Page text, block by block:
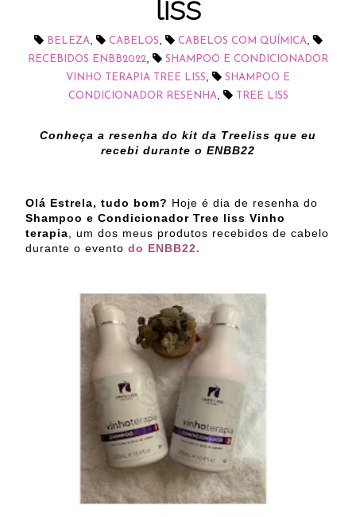
liss
BELEZA, CABELOS, CABELOS COM QUÍMICA,
RECEBIDOS ENBB2022,
SHAMPOO E CONDICIONADOR
VINHO TERAPIA TREE LISS,
SHAMPOO E
CONDICIONADOR RESENHA, TREE LISS
Conheça a resenha do kit da Treeliss que eu
recebi durante o ENBB22
Olá Estrela, tudo bom? Hoje é dia de resenha do
Shampoo e Condicionador Tree liss Vinho
terapia, um dos meus produtos recebidos de cabelo
durante o evento do ENBB22.